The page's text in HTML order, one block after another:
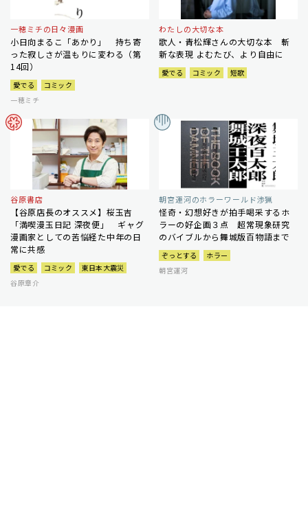
一穂ミチの日々漫画
小日向まるこ「あかり」 持ち寄
った寂しさが温もりに変わる（第
14回）
愛でる
コミック
一穂ミチ
わたしの大切な本
歌人・青松輝さんの大切な本 斬
新な表現 よむたび、より自由に
愛でる コミック 短歌
谷原書店
【谷原店長のオススメ】桜玉吉
「満喫漫玉日記 深夜便」 ギャグ
漫画家としての苦悩経た中年の日
常に共感
愛でる コミック
東日本大震災
谷原章介
朝宮運河のホラーワールド渉猟
怪奇・幻想好きが拍手喝采するホ
ラーの好企画３点 超常現象研究
のバイブルから舞城版百物語まで
ぞっとする
ホラー
朝宮運河